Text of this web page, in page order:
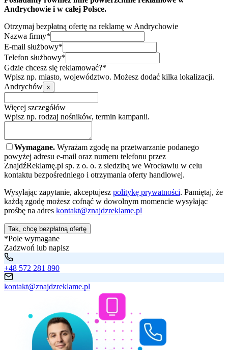
Andrychowie i w całej Polsce.
Otrzymaj bezpłatną ofertę na reklamę w Andrychowie
Nazwa firmy*
E-mail służbowy*
Telefon służbowy*
Gdzie chcesz się reklamować?*
Wpisz np. miasto, województwo. Możesz dodać kilka lokalizacji.
Andrychów x
Więcej szczegółów
Wpisz np. rodzaj nośników, termin kampanii.
Wymagane. Wyrażam zgodę na przetwarzanie podanego
powyżej adresu e-mail oraz numeru telefonu przez
ZnajdźReklamę.pl sp. z o. o. z siedzibą we Wrocławiu w celu
kontaktu bezpośredniego i otrzymania oferty handlowej.
Wysyłając zapytanie, akceptujesz politykę prywatności. Pamiętaj, że
każdą zgodę możesz cofnąć w dowolnym momencie wysyłając
prośbę na adres kontakt@znajdzreklame.pl
Tak, chcę bezpłatną ofertę
*Pole wymagane
Zadzwoń lub napisz
+48 572 281 890
kontakt@znajdzreklame.pl